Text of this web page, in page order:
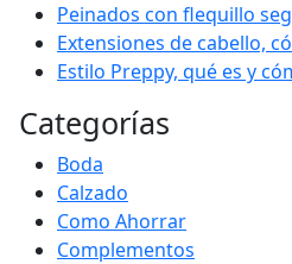
Peinados con flequillo
Extensiones de cabello,
Estilo Preppy, qué es y
Categorías
Boda
Calzado
Como Ahorrar
Complementos